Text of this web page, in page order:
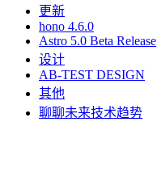
更新
hono 4.6.0
Astro 5.0 Beta Release
设计
AB-TEST DESIGN
其他
聊聊未来技术趋势